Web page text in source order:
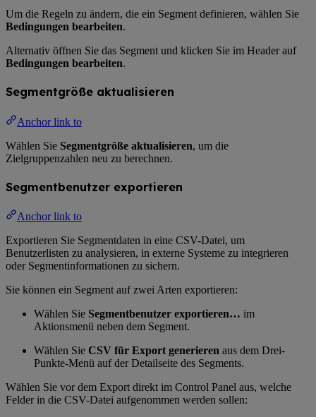
Um die Regeln zu ändern, die ein Segment definieren, wählen Sie
Bedingungen bearbeiten.
Alternativ öffnen Sie das Segment und klicken Sie im Header auf
Bedingungen bearbeiten.
Segmentgröße aktualisieren
Anchor link to
Wählen Sie Segmentgröße aktualisieren, um die
Zielgruppenzahlen neu zu berechnen.
Segmentbenutzer exportieren
Anchor link to
Exportieren Sie Segmentdaten in eine CSV-Datei, um
Benutzerlisten zu analysieren, in externe Systeme zu integrieren
oder Segmentinformationen zu sichern.
Sie können ein Segment auf zwei Arten exportieren:
Wählen Sie Segmentbenutzer exportieren… im
Aktionsmenü neben dem Segment.
Wählen Sie CSV für Export generieren aus dem Drei-
Punkte-Menü auf der Detailseite des Segments.
Wählen Sie vor dem Export direkt im Control Panel aus, welche
Felder in die CSV-Datei aufgenommen werden sollen: